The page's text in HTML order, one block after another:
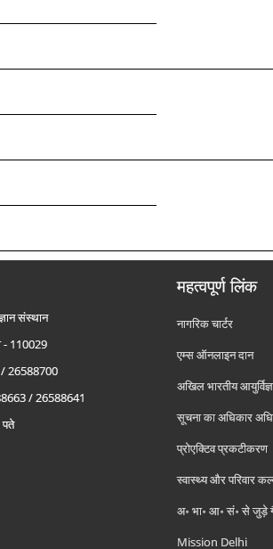
संस्थान
- 110029
26588700
/ 26588641
पते
महत्वपूर्ण लिंक
नागरिक चार्टर
एम्स ऑनलाइन दान
अखिल भारतीय
सूचना का अधिकार
प्रोएक्टिव प्रकटीकरण
स्वास्थ्य और परिवार
अ॰ भा॰ आ॰ सं॰ से जुड़े
Mission Delhi